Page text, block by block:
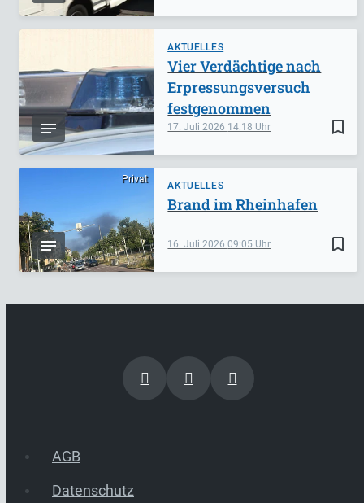
AKTUELLES
bookmark_border
17. Juli 2026 14:18
Vier Verdächtige nach
Erpressungsversuch
festgenommen
Privat
AKTUELLES
bookmark_border
16. Juli 202609:05
Brand im Rheinhafen
AGB
Datenschutz